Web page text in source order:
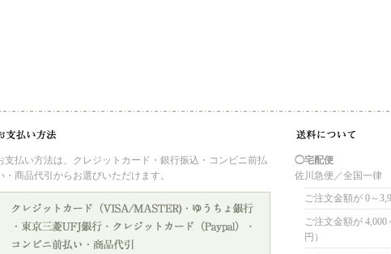
支払い方法は、クレジットカード・銀行振込・コンビニ前払
・商品代引からお選びいただけます。
◯宅配便
佐川急便／全国一律
ご注文金額が 0～
ご注文金額が 4,000
円）